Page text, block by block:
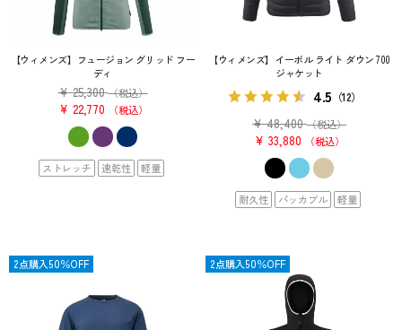
【ウィメンズ】フュージョン グリッド フー
ディ
¥ 25,300 （税込）
¥ 22,770 税込
ストレッチ 速乾性 軽量
【ウィメンズ】イーボル ライト ダウン 700
ジャケット
4.5 （12）
¥ 48,400 （税込）
¥ 33,880 税込
耐久性 パッカブル 軽量
OUTLET
2点購入50％OFF OUTLET
2点購入50％OFF